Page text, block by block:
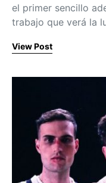
el primer sencillo
trabajo que verá la
View Post